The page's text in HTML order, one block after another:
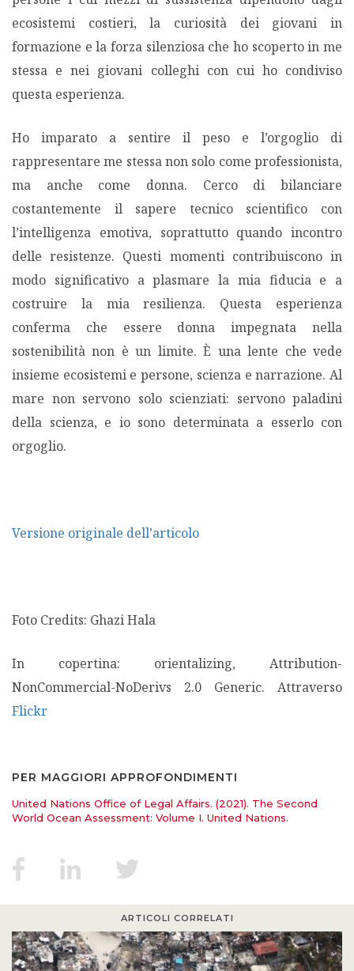
ecosistemi costieri, la curiosità dei giovani in
formazione e la forza silenziosa che ho scoperto in me
stessa e nei giovani colleghi con cui ho condiviso
questa esperienza.
Ho imparato a sentire il peso e l’orgoglio di
rappresentare me stessa non solo come professionista,
ma anche come donna. Cerco di bilanciare
costantemente il sapere tecnico scientifico con
l’intelligenza emotiva, soprattutto quando incontro
delle resistenze. Questi momenti contribuiscono in
modo significativo a plasmare la mia fiducia e a
costruire la mia resilienza. Questa esperienza
conferma che essere donna impegnata nella
sostenibilità non è un limite. È una lente che vede
insieme ecosistemi e persone, scienza e narrazione. Al
mare non servono solo scienziati: servono paladini
della scienza, e io sono determinata a esserlo con
orgoglio.
Versione originale dell’articolo
Foto Credits: Ghazi Hala
In copertina: orientalizing, Attribution-
NonCommercial-NoDerivs 2.0 Generic. Attraverso
Flickr
PER MAGGIORI APPROFONDIMENTI
United Nations Office of Legal Affairs. (2021). The Second
World Ocean Assessment: Volume I. United Nations.
ARTICOLI CORRELATI